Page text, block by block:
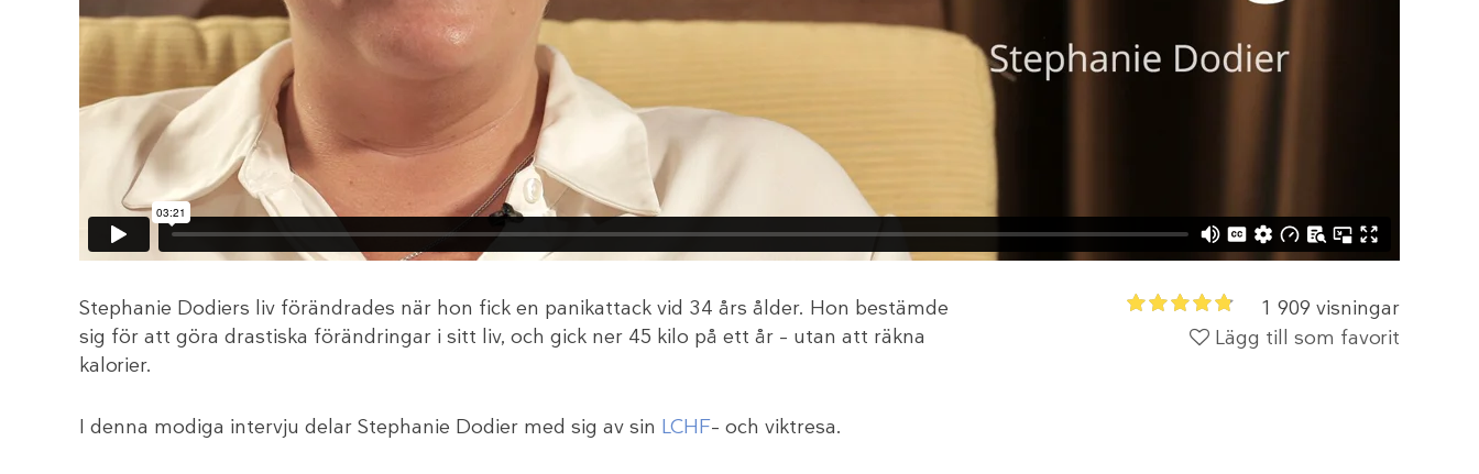
1 909 visningar
Lägg till som favorit
Stephanie Dodiers liv förändrades när hon fick en panikattack vid 34 års ålder. Hon bestämde
sig för att göra drastiska förändringar i sitt liv, och gick ner 45 kilo på ett år – utan att räkna
kalorier.
I denna modiga intervju delar Stephanie Dodier med sig av sin LCHF– och viktresa.